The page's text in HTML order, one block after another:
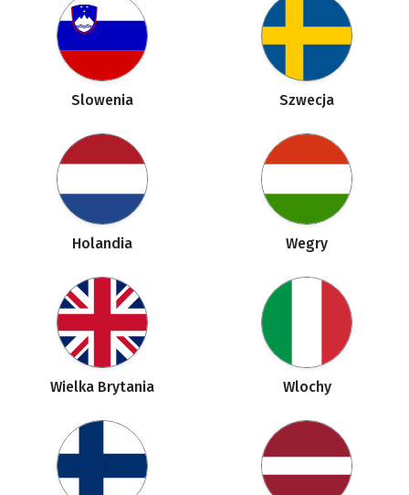
Slowenia Szwecja
Holandia Wegry
Wielka Brytania Wlochy